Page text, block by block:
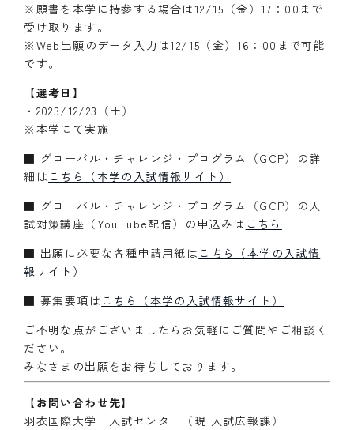
※願書を本学に持参する場合は12/15（金）17：00まで
受け取ります。
※Web出願のデータ入力は12/15（金）16：00まで可能
です。
【選考日】
・2023/12/23（土）
※本学にて実施
■ グローバル・チャレンジ・プログラム（GCP）の詳
細は こちら（本学の入試情報サイト）
■ グローバル・チャレンジ・プログラム（GCP）の入
試対策講座（YouTube配信）の申込みは こちら
■ 出願に必要な各種申請用紙は こちら（本学の入試情
報サイト）
■ 募集要項は こちら（本学の入試情報サイト）
ご不明な点がございましたらお気軽にご質問やご相談く
ださい。
みなさまの出願をお待ちしております。
【お問い合わせ先】
羽衣国際大学 入試センター（現 入試広報課）